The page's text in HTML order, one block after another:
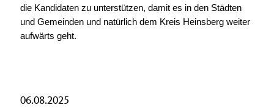
die Kandidaten zu unterstützen, damit es in den Städten
und Gemeinden und natürlich dem Kreis Heinsberg weiter
aufwärts geht.
06.08.2025